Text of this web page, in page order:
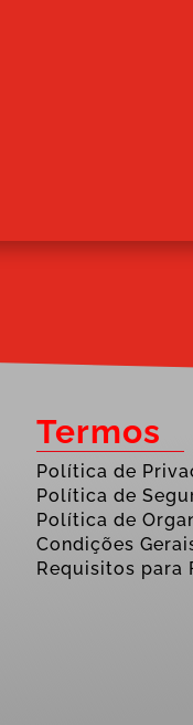
Termos
Política de
Política de
Política de
Condições
Requisitos para